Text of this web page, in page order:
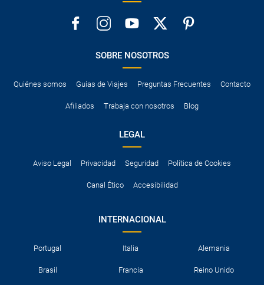
SOBRE NOSOTROS
Quiénes somos Guías de Viajes Preguntas Frecuentes Contacto
Afiliados Trabaja con nosotros Blog
LEGAL
Aviso Legal Privacidad Seguridad Política de Cookies
Canal Ético Accesibilidad
INTERNACIONAL
Portugal Italia Alemania
Brasil Francia Reino Unido